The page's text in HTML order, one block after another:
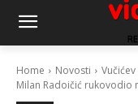
Home Novosti
Milan Radoičić rukovodio